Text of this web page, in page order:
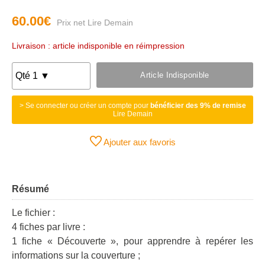
60.00€
Livraison : article indisponible en réimpression
Article Indisponible
> Se connecter ou créer un compte pour bénéficier des 9% de remise
Lire Demain
Ajouter aux favoris
Résumé
Le fichier :
4 fiches par livre :
1 fiche « Découverte », pour apprendre à repérer les
informations sur la couverture ;